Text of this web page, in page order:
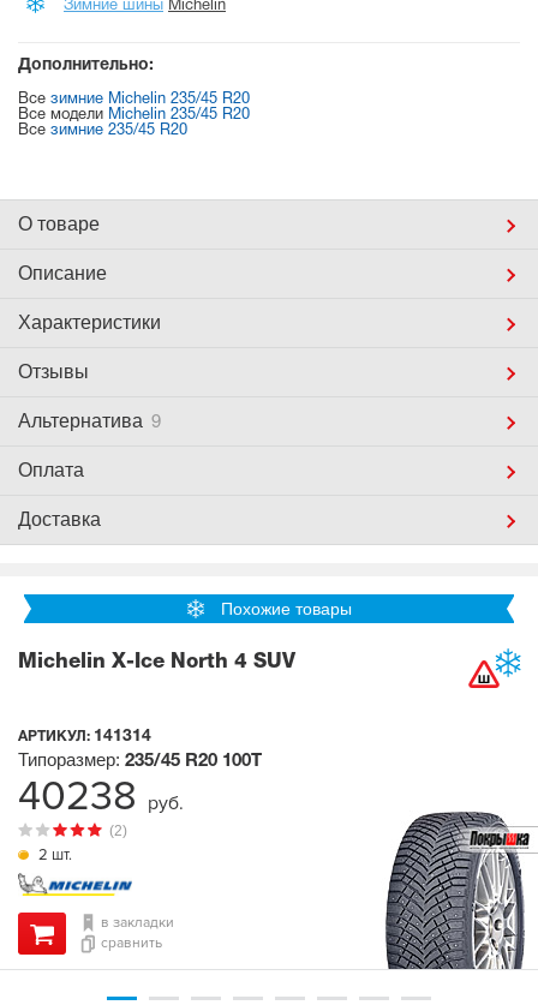
Зимние шины Michelin
Дополнительно:
Все зимние Michelin 235/45 R20
Все модели Michelin 235/45 R20
Все зимние 235/45 R20
О товаре
Описание
Характеристики
Отзывы
Альтернатива 9
Оплата
Доставка
Похожие товары
Michelin X-Ice North 4 SUV
АРТИКУЛ: 141314
2 шт.
(2)
Типоразмер: 235/45 R20 100T
в закладки
сравнить
40238 руб.